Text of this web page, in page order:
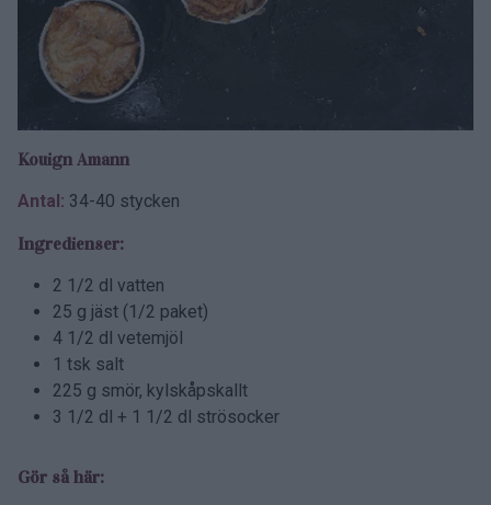
Kouign Amann
Antal: 34-40 stycken
Ingredienser:
2 1/2 dl vatten
25 g jäst (1/2 paket)
4 1/2 dl vetemjöl
1 tsk salt
225 g smör, kylskåpskallt
3 1/2 dl + 1 1/2 dl strösocker
Gör så här: